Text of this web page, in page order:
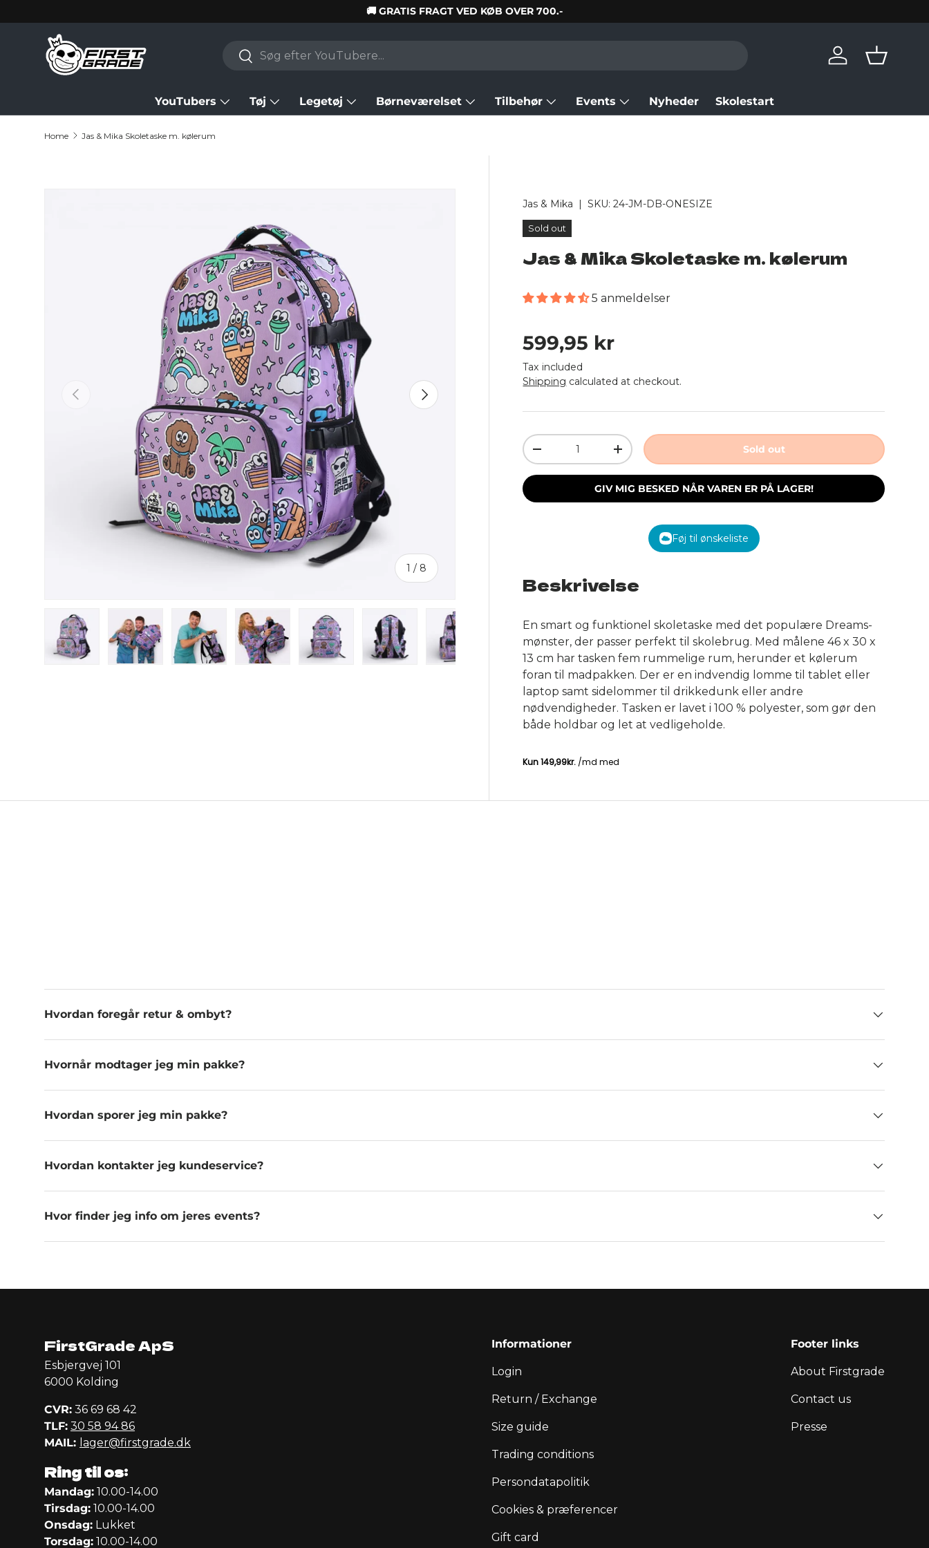
Skip to content
🚚 GRATIS FRAGT VED KØB OVER 700.-
Search
Search
Log in Basket
YouTubers Tøj Legetøj Børneværelset Tilbehør Events Nyheder Skolestart
Home Jas & Mika Skoletaske m. kølerum
Previous
1 / of
8
Next
Load image 6 in gallery view
Load image 7 in gallery view
Load image 8 in gallery view
Jas & Mika |SKU: 24-JM-DB-ONESIZE
Sold out
Jas & Mika Skoletaske m. kølerum
5 anmeldelser
Regular price
599,95 kr
Tax included
Shipping calculated at checkout.
Qty
Decrease quantityIncrease quantity Sold out
GIV MIG BESKED NÅR VAREN ER PÅ LAGER!
Føj til ønskeliste
Beskrivelse
En smart og funktionel skoletaske med det populære Dreams-
mønster, der passer perfekt til skolebrug. Med målene 46 x 30 x
13 cm har tasken fem rummelige rum, herunder et kølerum
foran til madpakken. Der er en indvendig lomme til tablet eller
laptop samt sidelommer til drikkedunk eller andre
nødvendigheder. Tasken er lavet i 100 % polyester, som gør den
både holdbar og let at vedligeholde.
Hvordan foregår retur & ombyt?
Hvornår modtager jeg min pakke?
Hvordan sporer jeg min pakke?
Hvordan kontakter jeg kundeservice?
Hvor finder jeg info om jeres events?
FirstGrade ApS
Esbjergvej 101
6000 Kolding
CVR: 36 69 68 42
TLF: 30 58 94 86
MAIL: lager@firstgrade.dk
Ring til os:
Mandag: 10.00-14.00
Tirsdag: 10.00-14.00
Onsdag: Lukket
Torsdag: 10.00-14.00
Informationer
Login
Return / Exchange
Size guide
Trading conditions
Persondatapolitik
Cookies & præferencer
Gift card
Footer links
About Firstgrade
Contact us
Presse